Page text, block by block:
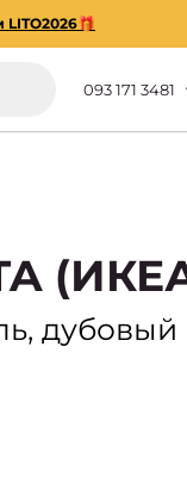
LITO2026🎁
093 171 3481